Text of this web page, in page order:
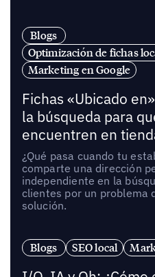
Blogs
Optimización de fichas
Marketing en Google
Fichas «Ubicado
la búsqueda para
encuentren en
¿Qué pasa cuando tu
comparte una dirección
independiente en la
clientes por un problema
solución.
Blogs SEO local